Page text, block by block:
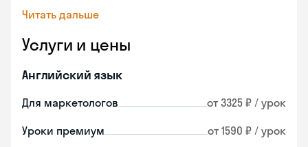
Читать дальше
Услуги и цены
Английский язык
Для маркетологов от 3325 ₽ / урок
Уроки премиум от 1590 ₽ / урок